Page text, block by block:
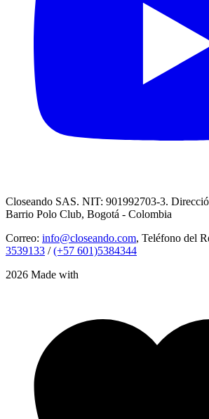
Closeando SAS. NIT: 901992703-3.
Barrio Polo Club, Bogotá - Colombia
Correo: info@closeando.com, Teléfono del
3539133 /(+57 601)5384344
2026 Made with